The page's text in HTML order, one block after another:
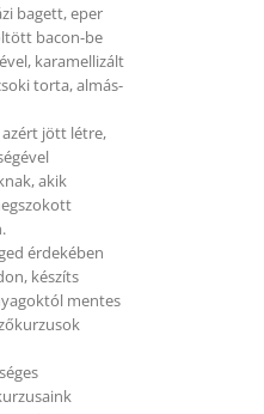
bagett, eper
bacon-be
karamellizált
torta, almás-
azért jött létre,
akik
érdekében
készíts
mentes